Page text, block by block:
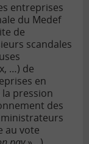
entreprises
du Medef
de
scandales
…) de
en
pression
des
au vote